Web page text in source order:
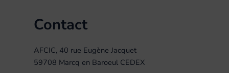
Contact
AFCIC, 40 rue Eugène Jacquet
59708 Marcq en Baroeul CEDEX